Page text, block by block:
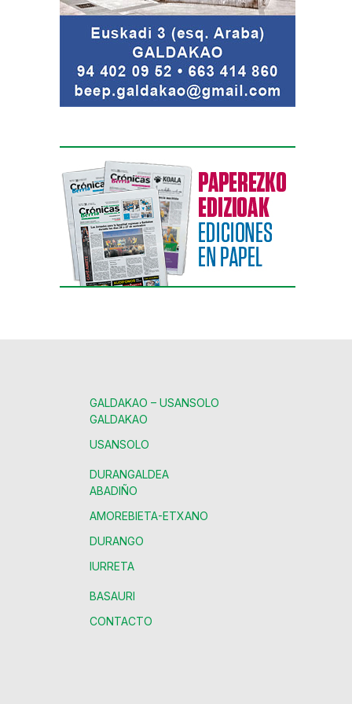
GALDAKAO – USANSOLO
GALDAKAO
USANSOLO
DURANGALDEA
ABADIÑO
AMOREBIETA-ETXANO
DURANGO
IURRETA
BASAURI
CONTACTO